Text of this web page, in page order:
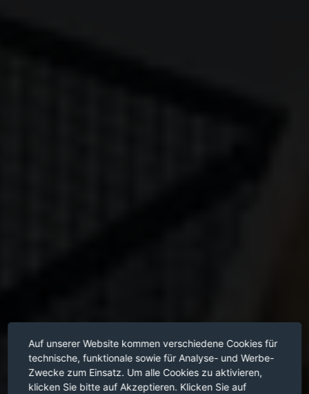
Auf unserer Website kommen verschiedene Cookies für
technische, funktionale sowie für Analyse- und Werbe-
Zwecke zum Einsatz. Um alle Cookies zu aktivieren,
klicken Sie bitte auf Akzeptieren. Klicken Sie auf